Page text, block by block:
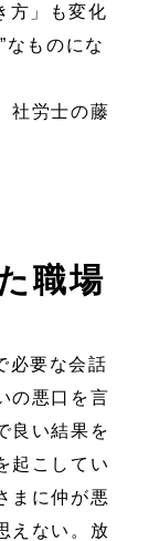
方」も変化
なものにな
社労士の藤
職場
必要な会話
の悪口を言
良い結果を
起こしてい
まに仲が悪
えない。放